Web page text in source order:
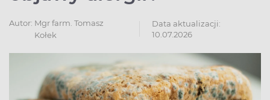
Autor: Mgr farm. Tomasz
Kołek
Data aktualizacji:
10.07.2026